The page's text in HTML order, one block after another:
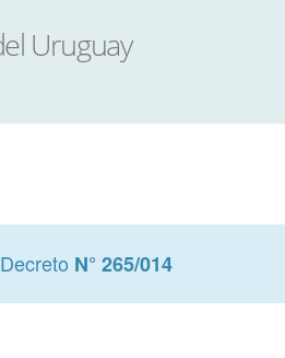
Decreto N° 265/014